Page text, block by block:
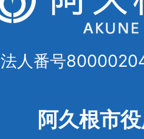
法人番号
阿久根市